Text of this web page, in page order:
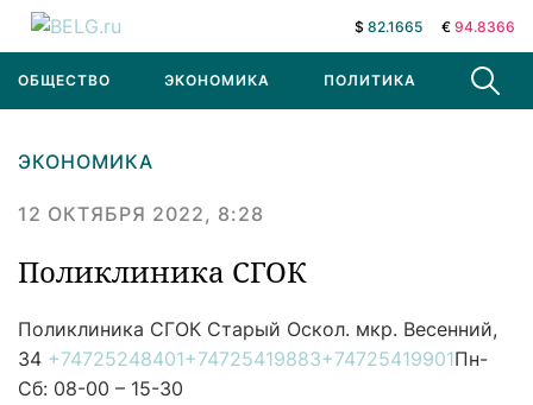
$ 82.1665 € 94.8366
ОБЩЕСТВО ЭКОНОМИКА ПОЛИТИКА В МИРЕ
ЭКОНОМИКА
12 ОКТЯБРЯ 2022, 8:28
Поликлиника СГОК
Поликлиника СГОК Старый Оскол. мкр. Весенний,
34 +74725248401+74725419883+74725419901Пн-
Сб: 08-00 – 15-30